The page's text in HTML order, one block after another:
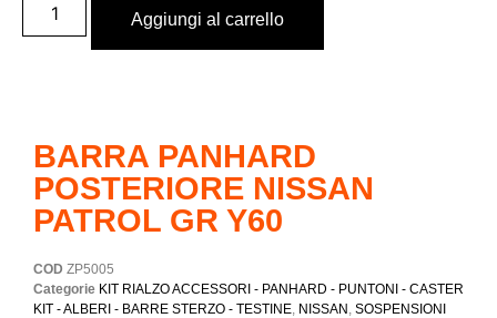
Aggiungi al carrello
BARRA PANHARD
POSTERIORE NISSAN
PATROL GR Y60
COD ZP5005
Categorie KIT RIALZO ACCESSORI - PANHARD - PUNTONI - CASTER
KIT - ALBERI - BARRE STERZO - TESTINE, NISSAN , SOSPENSIONI